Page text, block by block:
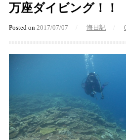
万座ダイビング！！
Posted on 2017/07/07 海日記